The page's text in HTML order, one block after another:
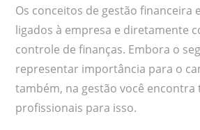
Os conceitos de gestão financeira
ligados à empresa e diretamente
controle de finanças. Embora o
representar importância para o
também, na gestão você encontra
profissionais para isso.